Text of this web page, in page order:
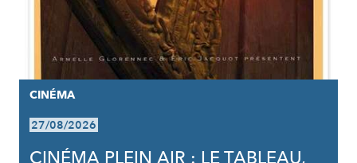
CINÉMA
27/08/2026
CINÉMA PLEIN AIR : LE TABLEAU,